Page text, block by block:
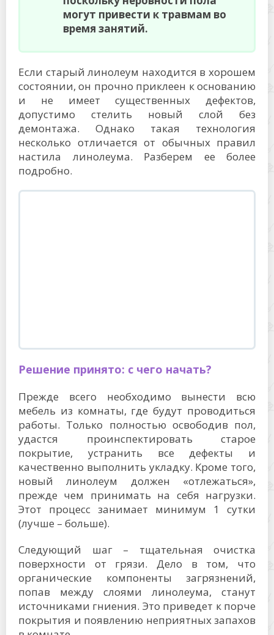
могут привести к травмам во
время занятий.
Если старый линолеум находится в хорошем
состоянии, он прочно приклеен к основанию
и не имеет существенных дефектов,
допустимо стелить новый слой без
демонтажа. Однако такая технология
несколько отличается от обычных правил
настила линолеума. Разберем ее более
подробно.
Решение принято: с чего начать?
Прежде всего необходимо вынести всю
мебель из комнаты, где будут проводиться
работы. Только полностью освободив пол,
удастся проинспектировать старое
покрытие, устранить все дефекты и
качественно выполнить укладку. Кроме того,
новый линолеум должен «отлежаться»,
прежде чем принимать на себя нагрузки.
Этот процесс занимает минимум 1 сутки
(лучше – больше).
Следующий шаг – тщательная очистка
поверхности от грязи. Дело в том, что
органические компоненты загрязнений,
попав между слоями линолеума, станут
источниками гниения. Это приведет к порче
покрытия и появлению неприятных запахов